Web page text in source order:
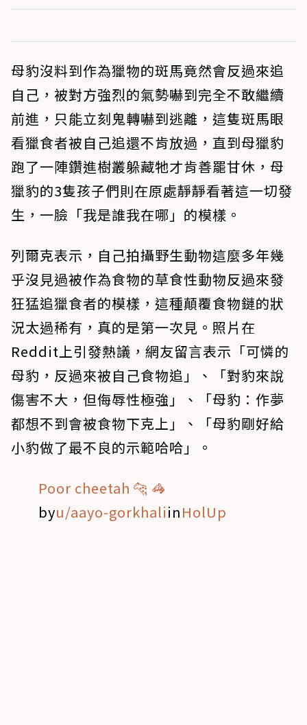
母豹沒料到作為獵物的斑馬竟然會反過來追
自己，被對方強烈的氣勢嚇到完全不敢繼續
前進，只能立刻鬼轉嚇到逃離，這隻斑馬眼
看獵食者被自己追還不肯放過，直到母獵豹
跑了一陣鑽進樹叢躲藏牠才肯善罷甘休，母
獵豹的3隻孩子們則在原處靜靜看著這一切發
生，一臉「我是誰我在哪」的模樣。
列爾克表示，自己拍攝野生動物這麼多年幾
乎沒見過被作為食物的草食性動物反過來發
狂猛追獵食者的模樣，這種顛覆食物鏈的狀
況太過稀有，真的是第一次見。照片在
Reddit上引發熱議，網友留言表示「可憐的
母豹，反過來被自己食物追」、「對豹來說
傷害不大，但侮辱性極強」、「母豹：作夢
都想不到會被食物下克上」、「母豹剛好給
小豹做了最不良的示範哈哈」。
Poor cheetah 🐆 🦓
byu/aayo-gorkhaliinHolUp